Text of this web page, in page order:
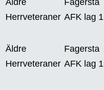
Äldre
Herrveteraner
Fagersta
AFK lag 1
Äldre
Herrveteraner
Fagersta
AFK lag 1